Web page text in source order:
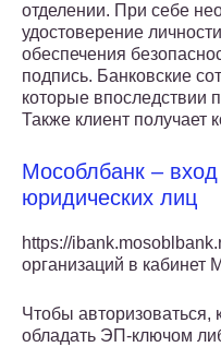
отделении. При себе
удостоверение
обеспечения
подпись. Банковские
которые впоследствии
Также клиент получает
Мособлбанк –
юридических лиц
https://
организаций в кабинет
Чтобы авторизоваться,
обладать ЭП-ключом